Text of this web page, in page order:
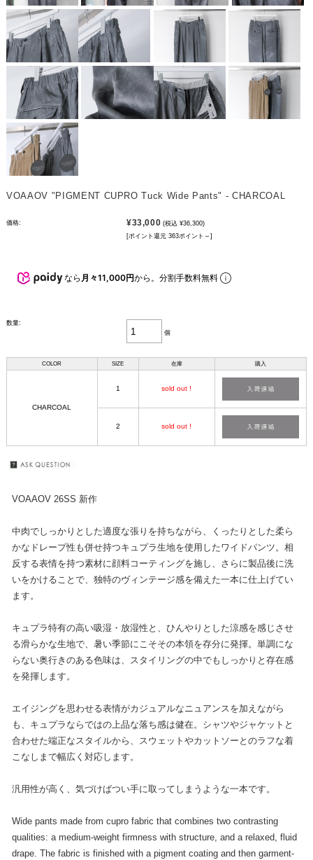
VOAAOV "PIGMENT CUPRO Tuck Wide Pants" - CHARCOAL
価格: ¥33,000 (税込 ¥36,300)
[ポイント還元 363ポイント～]
なら 月々11,000円から。分割手数料無料
数量:
個
COLOR SIZE 在庫 購入
CHARCOAL
1 sold out !
2 sold out !
VOAAOV 26SS 新作
中肉でしっかりとした適度な張りを持ちながら、くったりとした柔ら
かなドレープ性も併せ持つキュプラ生地を使用したワイドパンツ。相
反する表情を持つ素材に顔料コーティングを施し、さらに製品後に洗
いをかけることで、独特のヴィンテージ感を備えた一本に仕上げてい
ます。
キュプラ特有の高い吸湿・放湿性と、ひんやりとした涼感を感じさせ
る滑らかな生地で、暑い季節にこそその本領を存分に発揮。単調にな
らない奥行きのある色味は、スタイリングの中でもしっかりと存在感
を発揮します。
エイジングを思わせる表情がカジュアルなニュアンスを加えながら
も、キュプラならではの上品な落ち感は健在。シャツやジャケットと
合わせた端正なスタイルから、スウェットやカットソーとのラフな着
こなしまで幅広く対応します。
汎用性が高く、気づけばつい手に取ってしまうような一本です。
Wide pants made from cupro fabric that combines two contrasting
qualities: a medium-weight firmness with structure, and a relaxed, fluid
drape. The fabric is finished with a pigment coating and then garment-